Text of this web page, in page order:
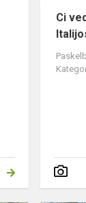
Ci